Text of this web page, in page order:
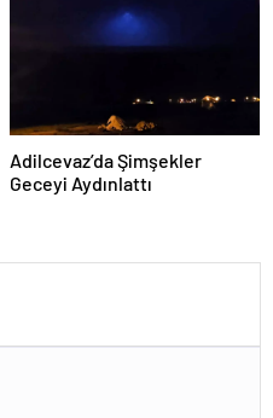
Adilcevaz’da Şimşekler
Geceyi Aydınlattı